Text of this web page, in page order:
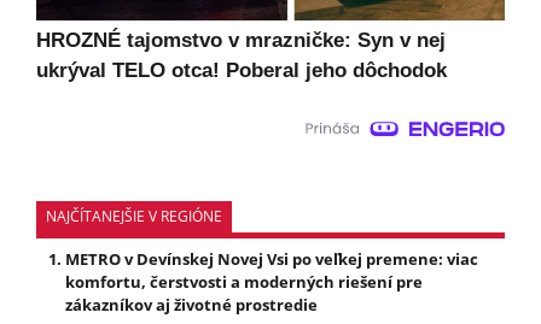
HROZNÉ tajomstvo v mrazničke: Syn v nej
ukrýval TELO otca! Poberal jeho dôchodok
NAJČÍTANEJŠIE V REGIÓNE
METRO v Devínskej Novej Vsi po veľkej premene: viac
komfortu, čerstvosti a moderných riešení pre
zákazníkov aj životné prostredie